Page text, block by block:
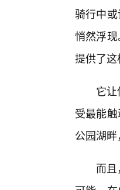
骑行中
悄然浮
提供了这
它
受最能
公园湖
而